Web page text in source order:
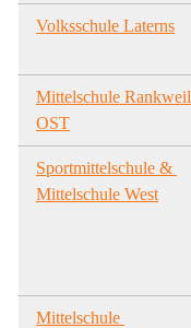
Volksschule Laterns
Mittelschule Rankweil
OST
Sportmittelschule &
Mittelschule West
Mittelschule